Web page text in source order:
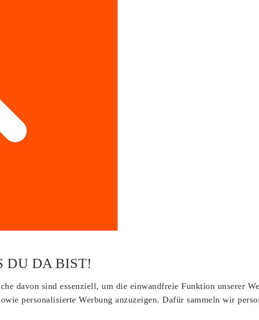
DU DA BIST!
davon sind essenziell, um die einwandfreie Funktion unserer
personalisierte Werbung anzuzeigen. Dafür sammeln wir